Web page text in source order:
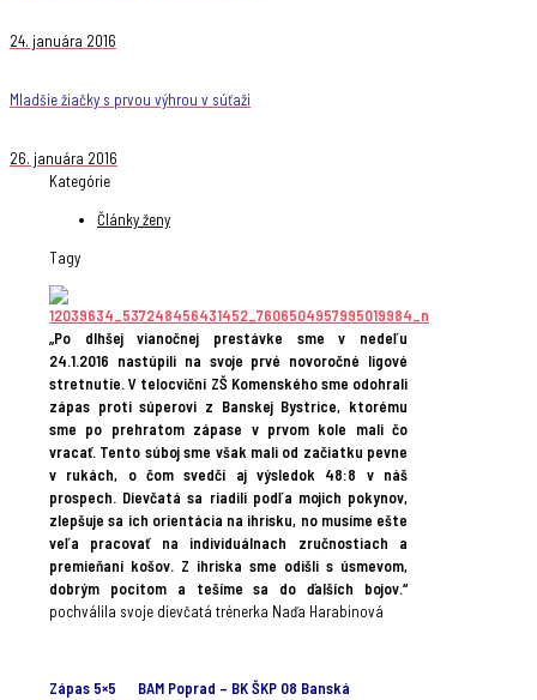
24. januára 2016
Mladšie žiačky s prvou výhrou v súťaži
26. januára 2016
Kategórie
Články ženy
Tagy
„Po dlhšej vianočnej prestávke sme v nedeľu
24.1.2016 nastúpili na svoje prvé novoročné ligové
stretnutie. V telocvični ZŠ Komenského sme odohrali
zápas proti súperovi z Banskej Bystrice, ktorému
sme po prehratom zápase v prvom kole mali čo
vracať. Tento súboj sme však mali od začiatku pevne
v rukách, o čom svedčí aj výsledok 48:8 v náš
prospech. Dievčatá sa riadili podľa mojich pokynov,
zlepšuje sa ich orientácia na ihrisku, no musíme ešte
veľa pracovať na individuálnach zručnostiach a
premieňaní košov. Z ihriska sme odišli s úsmevom,
dobrým pocitom a tešíme sa do ďalších bojov.“
pochválila svoje dievčatá trénerka Naďa Harabinová
Zápas 5×5 BAM Poprad – BK ŠKP 08 Banská